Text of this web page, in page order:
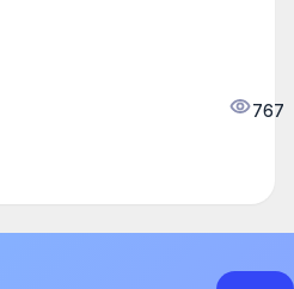
767